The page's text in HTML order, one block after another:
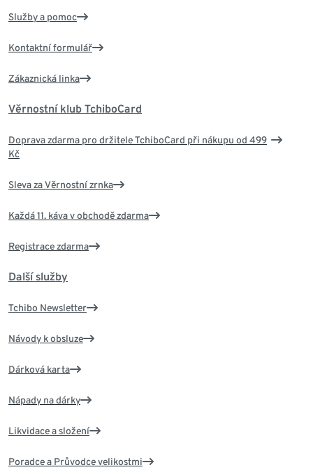
Služby a pomoc
Kontaktní formulář
Zákaznická linka
Věrnostní klub TchiboCard
Doprava zdarma pro držitele TchiboCard při nákupu od 499
Kč
Sleva za Věrnostní zrnka
Každá 11. káva v obchodě zdarma
Registrace zdarma
Další služby
Tchibo Newsletter
Návody k obsluze
Dárková karta
Nápady na dárky
Likvidace a složení
Poradce a Průvodce velikostmi